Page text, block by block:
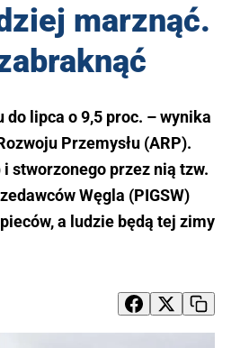
marznąć.
lipca o 9,5 proc. – wynika
Przemysłu (ARP).
stworzonego przez nią tzw.
Węgla (PIGSW)
a ludzie będą tej zimy